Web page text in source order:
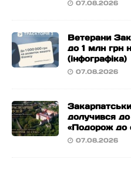
07.08.2026
Ветерани
до 1 млн грн
(інфографіка)
07.08.2026
долучився до
«Подорож до
07.08.2026